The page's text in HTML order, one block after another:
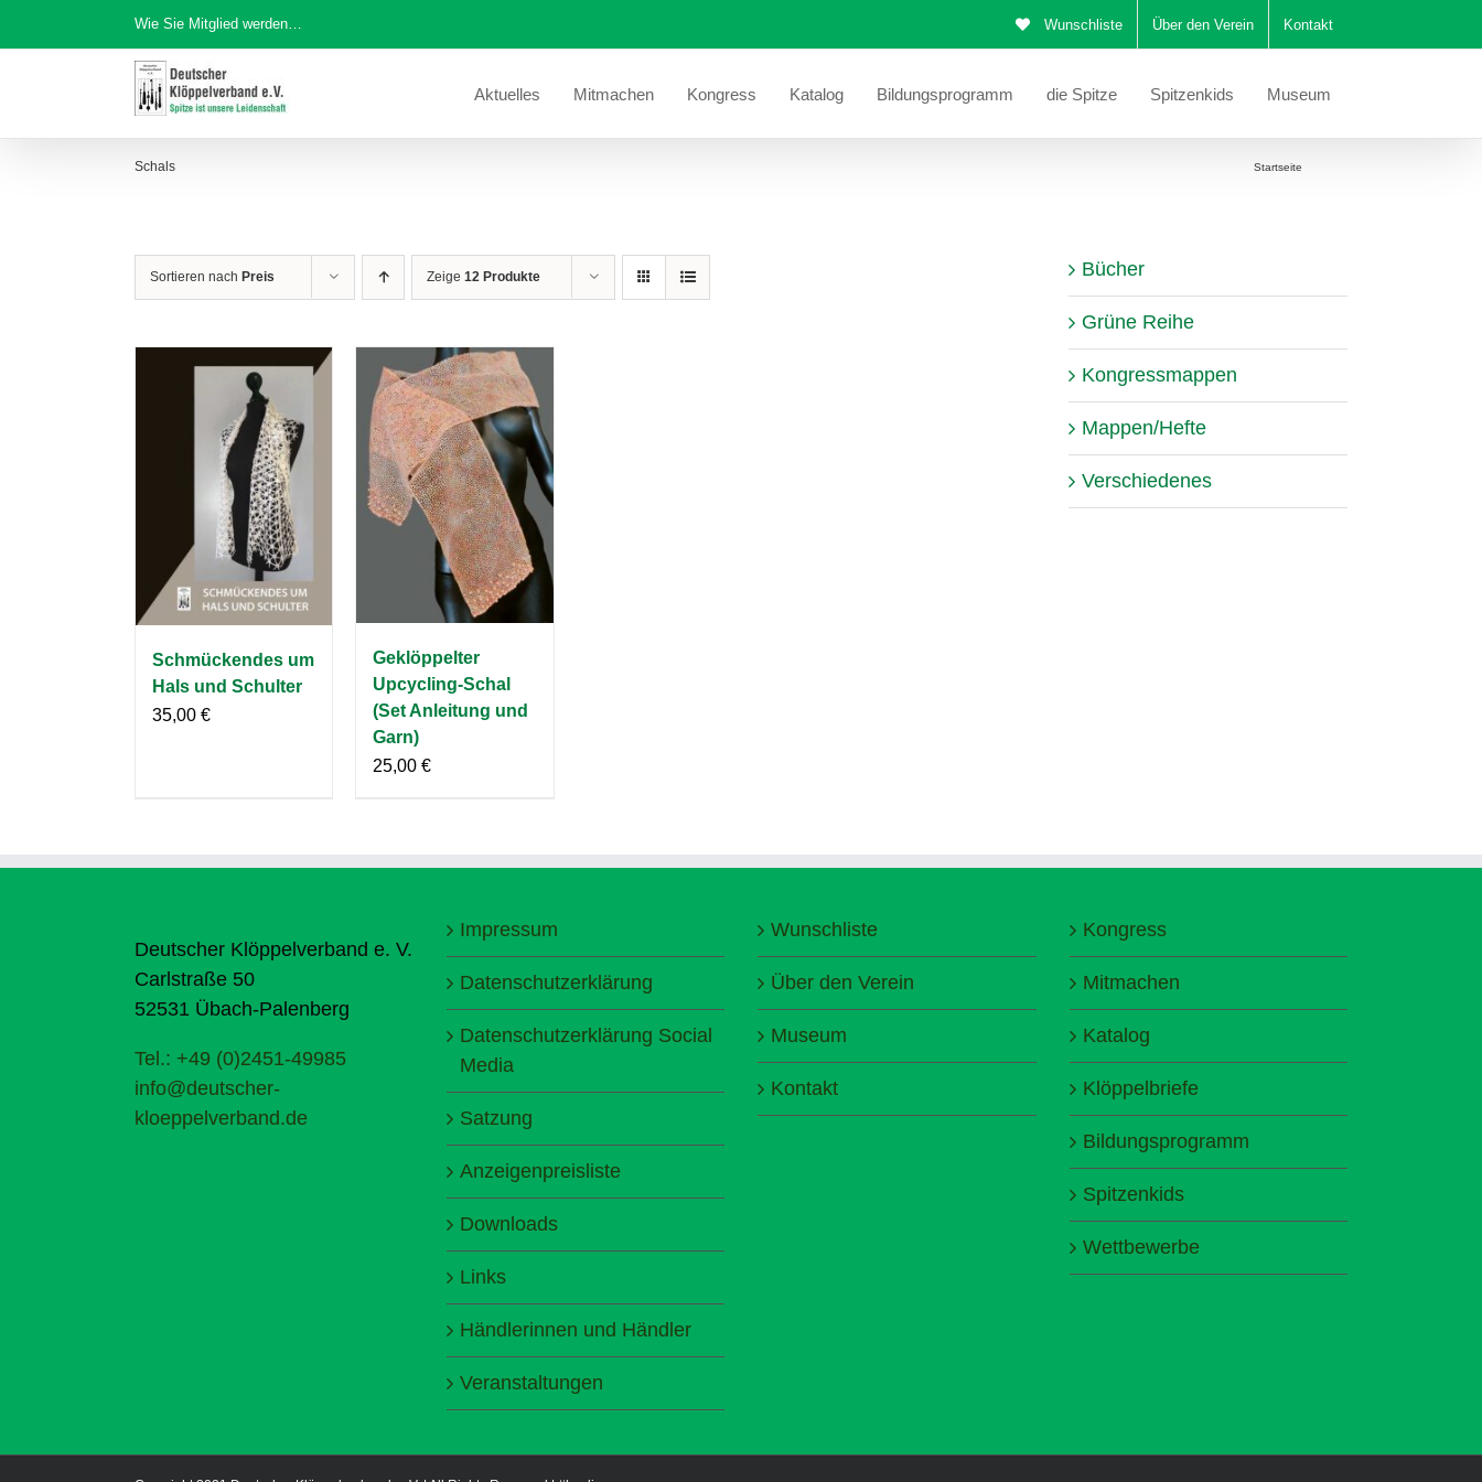
Inhalt
Wie Sie Mitglied werden… Wunschliste Über den Verein Kontakt
Aktuelles Mitmachen Kongress Katalog Bildungsprogramm die Spitze Spitzenkids Museum
Schals Startseite
Sortieren nach Preis Zeige 12 Produkte
Schmückendes um
Hals und Schulter
35,00 €
Geklöppelter
Upcycling-Schal
(Set Anleitung und
Garn)
25,00€
Bücher
Grüne Reihe
Kongressmappen
Mappen/Hefte
Verschiedenes
Deutscher Klöppelverband e. V.
Carlstraße 50
52531 Übach-Palenberg
Tel.: +49 (0)2451-49985
info@deutscher-
kloeppelverband.de
Impressum
Datenschutzerklärung
Datenschutzerklärung Social
Media
Satzung
Anzeigenpreisliste
Downloads
Links
Händlerinnen und Händler
Veranstaltungen
Wunschliste
Über den Verein
Museum
Kontakt
Kongress
Mitmachen
Katalog
Klöppelbriefe
Bildungsprogramm
Spitzenkids
Wettbewerbe